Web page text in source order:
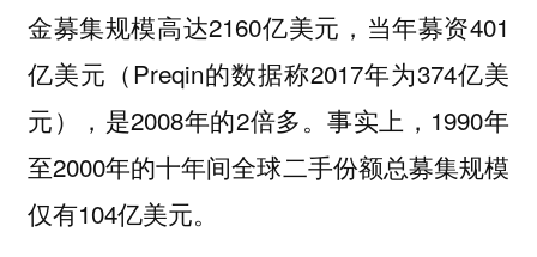
金募集规模高达2160亿美元，当年募资401
亿美元（Preqin的数据称2017年为374亿美
元），是2008年的2倍多。事实上， 1990年
至2000年的十年间全球二手份额总募集规模
仅有104亿美元。